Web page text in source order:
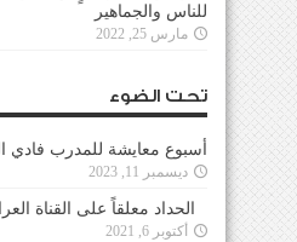
للناس والجماهير
مارس 25, 2022
تحت الضوء
أسبوع معايشة للمدرب فادي
ديسمبر 11, 2023
الحداد معلقاً على القناة
أكتوبر 6, 2021